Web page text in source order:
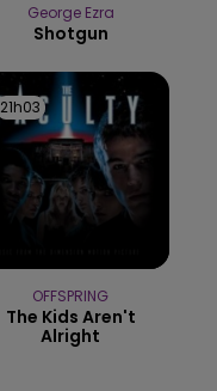
George Ezra
Shotgun
21h03
21h03
OFFSPRING
The Kids Aren't
Alright